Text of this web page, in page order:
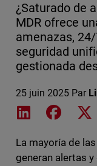
¿Saturado de
MDR ofrece
amenazas,
seguridad
gestionada
25 juin 2025 Par
Share onShare
La mayoría de
generan alertas